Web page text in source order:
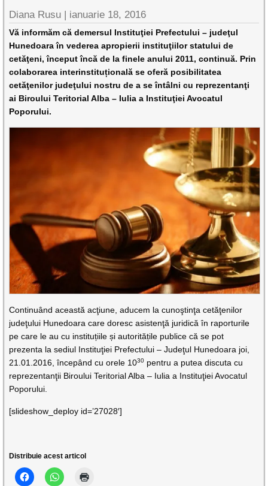
Diana Rusu | ianuarie 18, 2016
Vă informăm că demersul Instituţiei Prefectului – judeţul
Hunedoara în vederea apropierii instituţiilor statului de
cetăţeni, început încă de la finele anului 2011, continuă. Prin
colaborarea interinstituțională se oferă posibilitatea
cetăţenilor judeţului nostru de a se întâlni cu reprezentanţi
ai Biroului Teritorial Alba – Iulia a Instituţiei Avocatul
Poporului.
Continuând această acţiune, aducem la cunoştinţa cetăţenilor
judeţului Hunedoara care doresc asistenţă juridică în raporturile
pe care le au cu instituțiile și autoritățile publice că se pot
prezenta la sediul Instituţiei Prefectului – Judeţul Hunedoara joi,
21.01.2016, începând cu orele 1030 pentru a putea discuta cu
reprezentanţii Biroului Teritorial Alba – Iulia a Instituţiei Avocatul
Poporului.
[slideshow_deploy id=’27028′]
Distribuie acest articol